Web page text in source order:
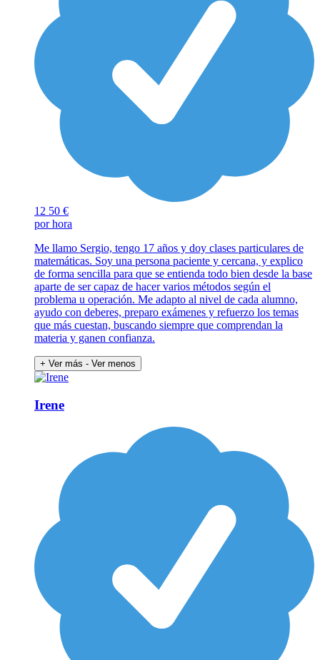
12 50 €
por hora
Me llamo Sergio, tengo 17 años y doy clases particulares de
matemáticas. Soy una persona paciente y cercana, y explico
de forma sencilla para que se entienda todo bien desde la base
aparte de ser capaz de hacer varios métodos según el
problema u operación. Me adapto al nivel de cada alumno,
ayudo con deberes, preparo exámenes y refuerzo los temas
que más cuestan, buscando siempre que comprendan la
materia y ganen confianza.
+ Ver más - Ver menos
Irene